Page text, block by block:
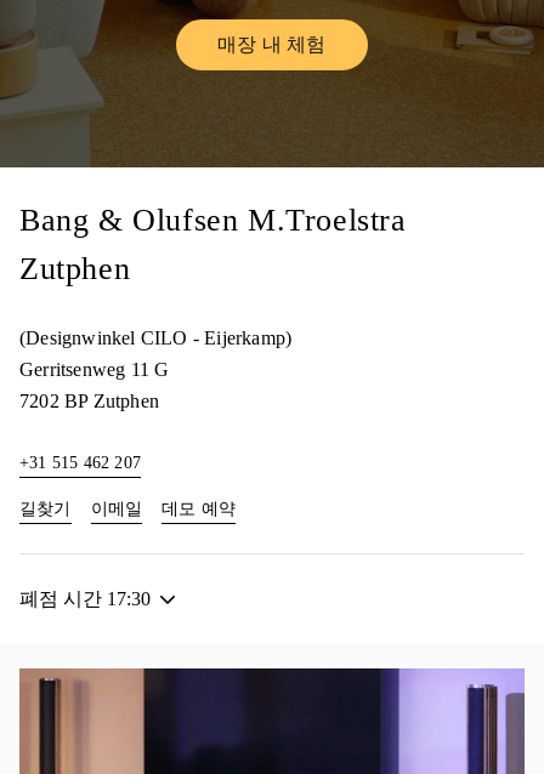
매장 내 체험Link Opens in New Tab
Bang & Olufsen M.Troelstra
Zutphen
(Designwinkel CILO - Eijerkamp)
Gerritsenweg 11 G
7202 BP Zutphen
+31 515 462 207
길찾기 Link Opens in New Tab
이메일 데모 예약Link Opens in New Tab
폐점 시간 17:30
이벤트 이미지